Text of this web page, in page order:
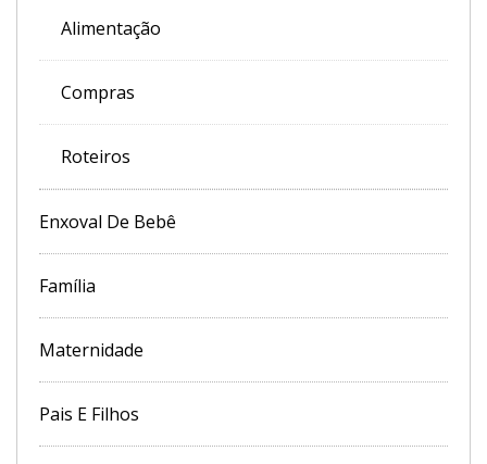
Alimentação
Compras
Roteiros
Enxoval De Bebê
Família
Maternidade
Pais E Filhos